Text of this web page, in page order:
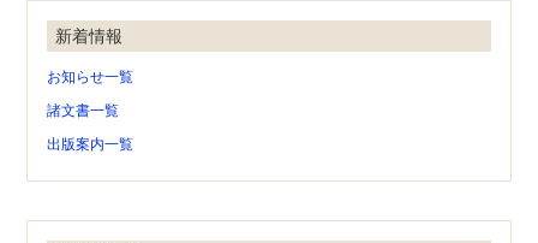
新着情報
お知らせ一覧
諸文書一覧
出版案内一覧